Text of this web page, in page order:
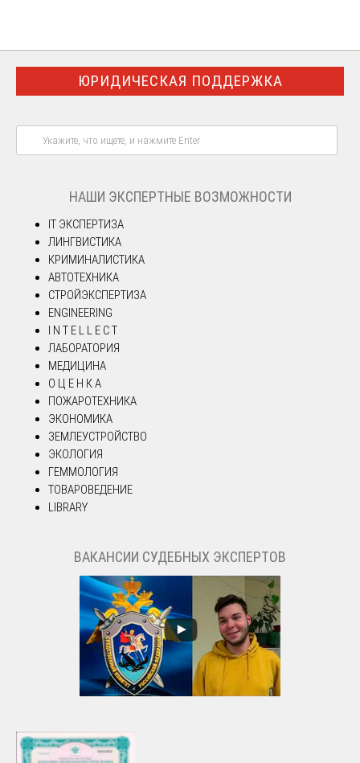
ЮРИДИЧЕСКАЯ ПОДДЕРЖКА
НАШИ ЭКСПЕРТНЫЕ ВОЗМОЖНОСТИ
IT ЭКСПЕРТИЗА
ЛИНГВИСТИКА
КРИМИНАЛИСТИКА
АВТОТЕХНИКА
СТРОЙЭКСПЕРТИЗА
ENGINEERING
I N T E L L E C T
ЛАБОРАТОРИЯ
МЕДИЦИНА
О Ц Е Н К А
ПОЖАРОТЕХНИКА
ЭКОНОМИКА
ЗЕМЛЕУСТРОЙСТВО
ЭКОЛОГИЯ
ГЕММОЛОГИЯ
ТОВАРОВЕДЕНИЕ
LIBRARY
ВАКАНСИИ СУДЕБНЫХ ЭКСПЕРТОВ